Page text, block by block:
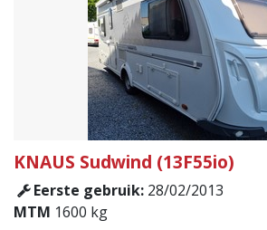
KNAUS Sudwind (13F55io)
Eerste gebruik: 28/02/2013
MTM 1600 kg